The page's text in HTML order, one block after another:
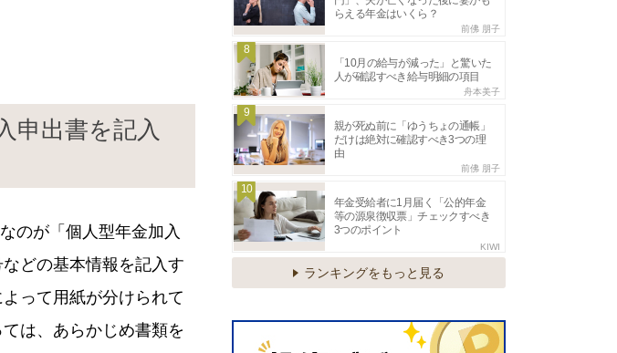
申出書を記入
のが「個人型年金加入
どの基本情報を記入す
って用紙が分けられて
は、あらかじめ書類を
らえる年金はいくら？
前佛 朋子
8
「10月の給与が減った」と驚いた
人が確認すべき給与明細の項目
舟本美子
9
親が死ぬ前に「ゆうちょの通帳」
だけは絶対に確認すべき3つの理
由
前佛 朋子
10
年金受給者に1月届く「公的年金
等の源泉徴収票」チェックすべき
3つのポイント
KIWI
ランキングをもっと見る